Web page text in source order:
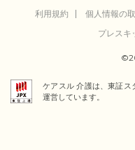
利用規約
個人情報の
プレスキ
ケアスル 介護は、東証ス
運営しています。